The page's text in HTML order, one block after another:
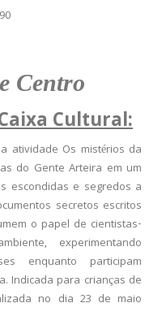
Centro
Cultural:
atividade Os mistérios da
do Gente Arteira em um
escondidas e segredos a
secretos escritos
o papel de cientistas-
experimentando
enquanto participam
Indicada para crianças de
no dia 23 de maio